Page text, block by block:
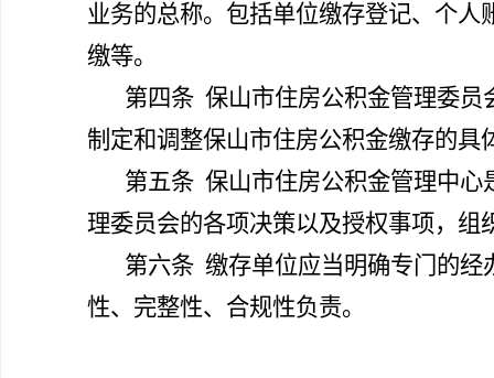
业务的总称。包括单位缴存登记、个
缴等。
第四条 保山市住房公积金管理委
制定和调整保山市住房公积金缴存的具
第五条 保山市住房公积金管理中
理委员会的各项决策以及授权事项，组
第六条 缴存单位应当明确专门的
性、完整性、合规性负责。